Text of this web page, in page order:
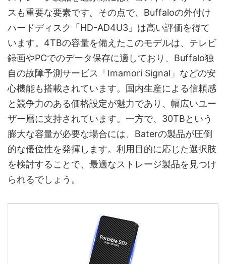
スも重要な要素です。その点で、Buffaloの外付け
ハードディスク「HD-AD4U3」は高い評価を得て
います。4TBの容量を備えたこのモデルは、テレビ
録画やPCでのデータ保存に適しており、Buffalo独
自の故障予測サービス「Imamori Signal」などの安
心機能も搭載されています。国内生産による信頼感
と競争力のある価格設定が魅力であり、幅広いユー
ザー層に支持されています。一方で、30TBという
膨大な容量が必要な場合には、Baterの製品が圧倒
的な優位性を発揮します。利用目的に応じた選択肢
を検討することで、最適なストレージ製品を見つけ
られるでしょう。